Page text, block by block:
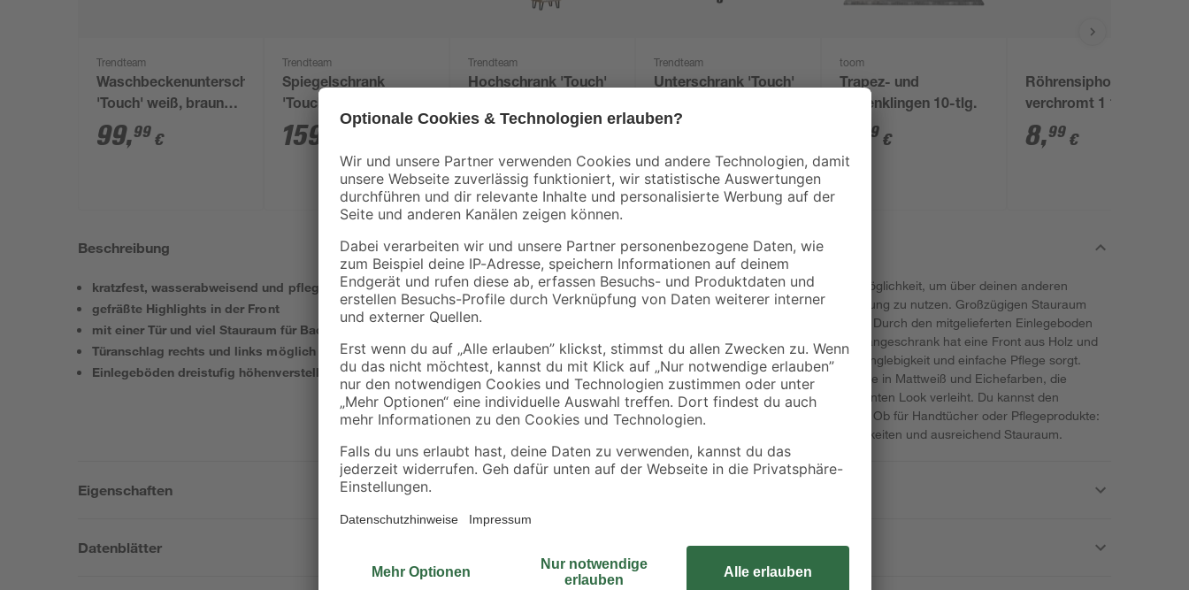
Trendteam
Waschbeckenunterschrank
'Touch' weiß, braun
matt 69 x 61 x 33 cm
99,99 €
Trendteam
Spiegelschrank
'Touch' braun matt 69
x 70 x 15 cm
159
Trendteam
Hochschrank 'Touch'
191 x 29 cm
Trendteam
Unterschrank 'Touch'
79 x 29 cm
toom
Trapez- und
Hakenklingen 10-tlg.
99 €
Röhrensiphon
verchromt 1 1/4" x 32
mm
8,99 €
Beschreibung
kratzfest, wasserabweisend und pflegeleicht
gefräßte Highlights in der Front
mit einer Tür und viel Stauraum für Badartikel
Türanschlag rechts und links möglich
Einlegeböden dreistufig höhenverstellbar
Der Hängeschrank 'Touch' ist eine praktische Möglichkeit, um über deinen anderen
Schränken den Platz in die Höhe zur Aufbewahrung zu nutzen. Großzügigen Stauraum
bietet er mit seinen Maßen von 36 x 79 x 29 cm. Durch den mitgelieferten Einlegeboden
lässt sich der Innenraum gut aufteilen. Dieser Hängeschrank hat eine Front aus Holz und
Faserplatte mit Melaminbeschichtung, die für Langlebigkeit und einfache Pflege sorgt.
Dabei erhältst du eine hochglänzende Oberfläche in Mattweiß und Eichefarben, die
deinem Badezimmer einen modernen und eleganten Look verleiht. Du kannst den
Hängeschrank bequem an der Wand montieren. Ob für Handtücher oder Pflegeprodukte:
Der Schrank bietet dir vielseitige Einsatzmöglichkeiten und ausreichend Stauraum.
Eigenschaften
Datenblätter